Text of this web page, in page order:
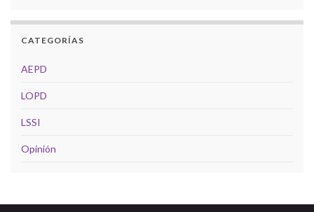
CATEGORÍAS
AEPD
LOPD
LSSI
Opinión